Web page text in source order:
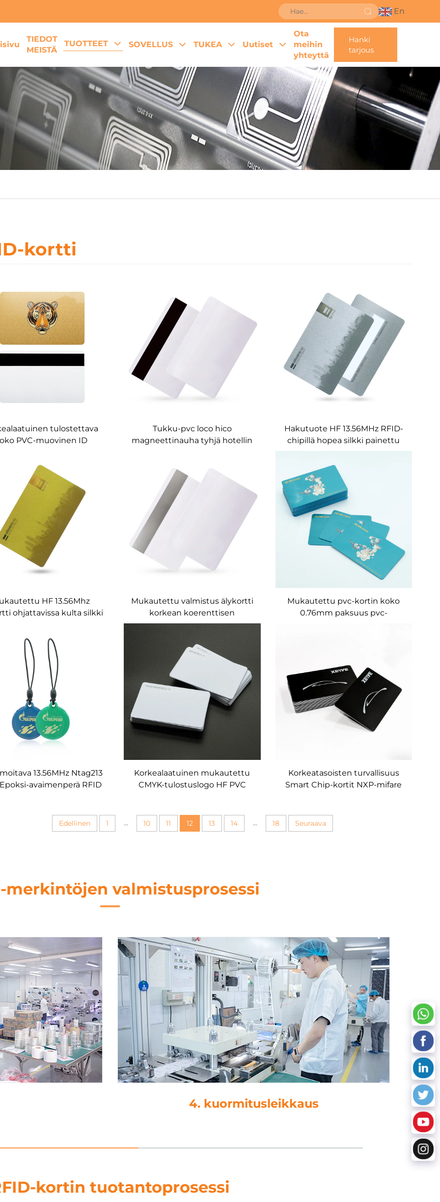
En
TIEDOT
MEISTÄ
TUOTTEET SOVELLUS TUKEA Uutiset
Ota
meihin
yhteyttä
Hanki
tarjous
kortti
tulostettava
PVC-muovinen ID
magneettiraidalla
Tukku-pvc loco hico
magneettinauha tyhjä hotellin
Hakutuote HF 13.56MHz RFID-
chipillä hopea silkki painettu
8k PVC-kortti
HF 13.56Mhz
ohjattavissa kulta silkki
kortti
Mukautettu valmistus älykortti
korkean koerenttisen
magneettikortti PVC-materiaali
Mukautettu pvc-kortin koko
0.76mm paksuus pvc-
13.56MHz Ntag213
avaimenperä RFID
Korkealaatuinen mukautettu
CMYK-tulostuslogo HF PVC
Korkeatasoisten turvallisuus
Smart Chip-kortit NXP-mifare
ajoneuvon pääsyn hallintaan
Edellinen 1 ... 10 11 12 13 14 ... 18 Seuraava
merkintöjen valmistusprosessi
5. tietojenkäsittely
kortin tuotantoprosessi